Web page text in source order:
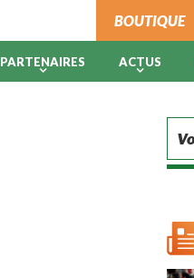
BOUTIQUE
PARTENAIRES ACTUS